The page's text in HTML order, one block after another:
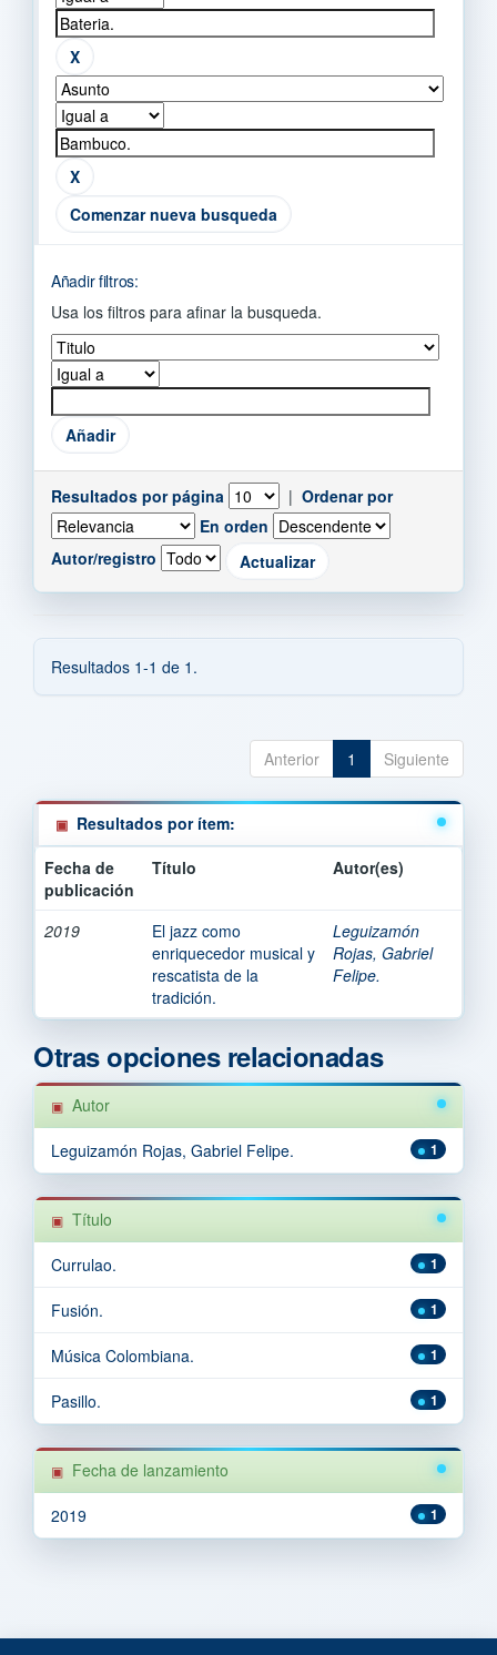
Comenzar nueva busqueda
Añadir filtros:
Usa los filtros para afinar la busqueda.
Resultados por página | Ordenar por
En orden
Autor/registro
Resultados 1-1 de 1.
Anterior 1 Siguiente
Resultados por ítem:
Fecha de
publicación
Título Autor(es)
2019
El jazz como
enriquecedor musical y
rescatista de la
tradición.
Leguizamón
Rojas, Gabriel
Felipe.
Otras opciones relacionadas
Autor
1
Leguizamón Rojas, Gabriel Felipe.
Título
1
Currulao.
1
Fusión.
1
Música Colombiana.
1
Pasillo.
Fecha de lanzamiento
1
2019